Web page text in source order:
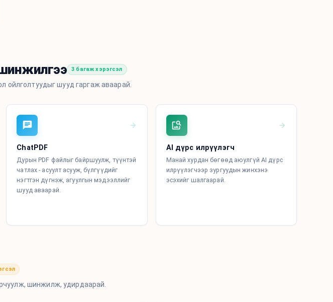
3 багаж хэрэгсэл
ойлголтуудыг шууд гаргаж аваарай.
ChatPDF
Дурын PDF файлыг байршуулж, түүнтэй
чатлах - асуулт асууж, бүлгүүдийг
нэгтгэн дүгнэж, агуулгын мэдээллийг
шууд аваарай.
AI дүрс илрүүлэгч
Манай хурдан бөгөөд аюулгүй AI дүрс
илрүүлэгчээр зургуудын жинхэнэ
эсэхийг шалгаарай.
шинжилж, удирдаарай.